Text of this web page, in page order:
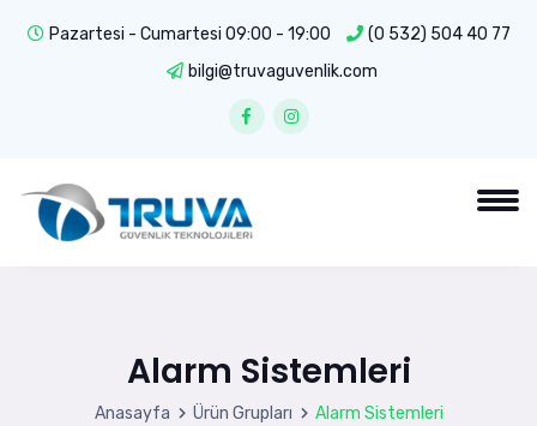
Pazartesi - Cumartesi 09:00 - 19:00
(0 532) 504 40 77
bilgi@truvaguvenlik.com
Alarm Sistemleri
Anasayfa Ürün Grupları Alarm Sistemleri